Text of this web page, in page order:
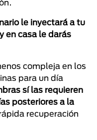
le inyectará a tu
en casa le darás
compleja en los
para un día
sí las requieren
posteriores a la
recuperación